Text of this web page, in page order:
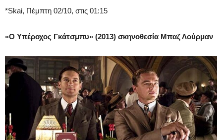
*Skai, Πέμπτη 02/10, στις 01:15
«Ο Υπέροχος Γκάτσμπυ» (2013) σκηνοθεσία Μπαζ Λούρμαν